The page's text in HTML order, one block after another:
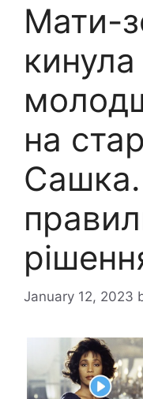
Мати-
кинула
на
Сашка.
January 12, 2023